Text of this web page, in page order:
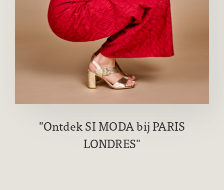
Ontdek SI MODA bij PARIS
LONDRES